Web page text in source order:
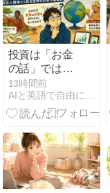
意
投資は「お金
の話」ではな
かった？文化
人類学から見
る世界のお金
13時間前